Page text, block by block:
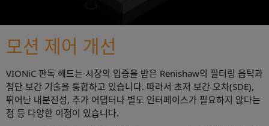
모션 제어 개선
VIONiC 판독 헤드는 시장의 입증을 받은 Renishaw의 필터링 옵틱과
첨단 보간 기술을 통합하고 있습니다. 따라서 초저 보간 오차(SDE),
뛰어난 내분진성, 추가 어댑터나 별도 인터페이스가 필요하지 않다는
점 등 다양한 이점이 있습니다.